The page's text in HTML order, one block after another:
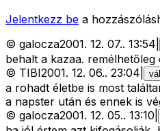
Jelentkezz be a
© galocza2001. 12. 07.. 13:54
behalt a kazaa. remélhetőleg
© TIBI2001. 12. 06.. 23:04
a rohadt életbe is most
a napster után és ennek is
© galocza2001. 12. 05.. 13:10